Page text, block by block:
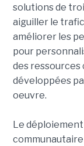
solutions de
aiguiller le
améliorer les
pour
des ressources
développées
oeuvre.
Le